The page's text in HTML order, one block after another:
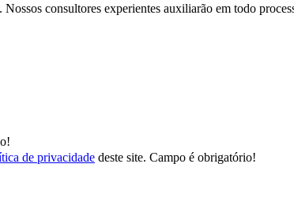
consultores experientes auxiliarão em todo
de privacidade deste site. Campo é obrigatório!